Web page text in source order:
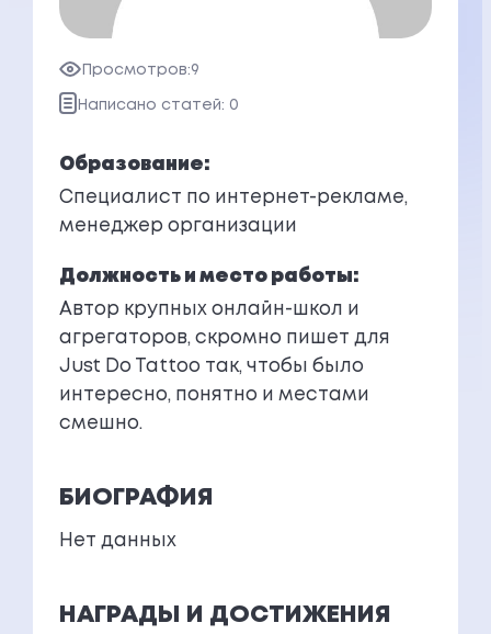
Просмотров:9
Написано статей: 0
Образование:
Специалист по интернет-рекламе,
менеджер организации
Должность и место работы:
Автор крупных онлайн-школ и
агрегаторов, скромно пишет для
Just Do Tattoo так, чтобы было
интересно, понятно и местами
смешно.
БИОГРАФИЯ
Нет данных
НАГРАДЫ И ДОСТИЖЕНИЯ